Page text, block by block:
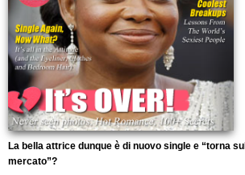
La bella attrice dunque è di nuovo single e “torna sul
mercato”?